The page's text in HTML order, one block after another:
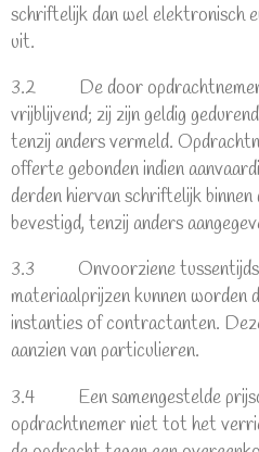
schriftelijk dan wel elektronisch
uit.
3.2 De door opdrachtnemer
vrijblijvend; zij zijn geldig
tenzij anders vermeld.
offerte gebonden indien
derden hiervan schriftelijk binnen
bevestigd, tenzij anders
3.3 Onvoorziene tussentijdse
materiaalprijzen kunnen worden
instanties of contractanten.
aanzien van particulieren.
3.4 Een samengestelde
opdrachtnemer niet tot het